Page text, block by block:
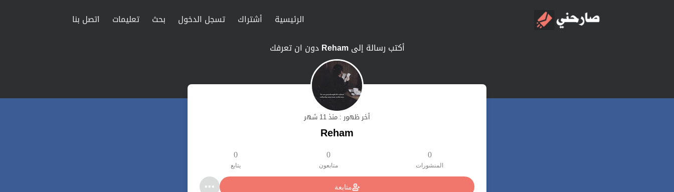
الرئيسية أشتراك تسجل الدخول بحث تعليمات
اتصل بنا
أكتب رسالة إلىReham دون ان تعرفك
أخر ظهور : منذ 11 شهر
Reham
0
المنشورات
0
متابعون
0
يتابع
متابعة